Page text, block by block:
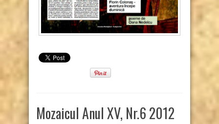
Mozaicul Anul XV, Nr.6 2012